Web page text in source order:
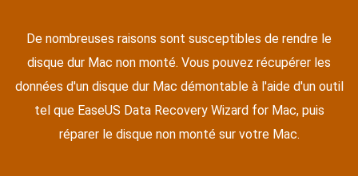
De nombreuses raisons sont susceptibles de rendre le
disque dur Mac non monté. Vous pouvez récupérer les
données d'un disque dur Mac démontable à l'aide d'un outil
tel que EaseUS Data Recovery Wizard for Mac, puis
réparer le disque non monté sur votre Mac.